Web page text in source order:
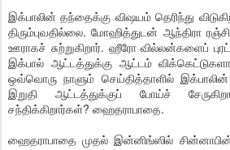
இக்பாலின் தந்தைக்கு விஷயம் தெரிந்து
திரும்புவதில்லை. மோஹித்துடன் ஆந்திரா
ஊராகச் சுற்றுகிறார். ஹீரோ வில்லன்களைப்
இக்பால் ஆட்டத்துக்கு ஆட்டம்
ஒவ்வொரு நாளும் செய்தித்தாளில்
இறுதி ஆட்டத்துக்குப் போய்ச்
சந்திக்கிறார்கள்? ஹைதராபாதை.
ஹைதராபாதை முதல் இன்னிங்ஸில்